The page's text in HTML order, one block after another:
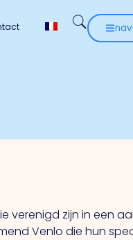
verenigd zijn in een
Venlo die hun